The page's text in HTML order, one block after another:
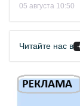
05 августа 10:50
Читайте нас в